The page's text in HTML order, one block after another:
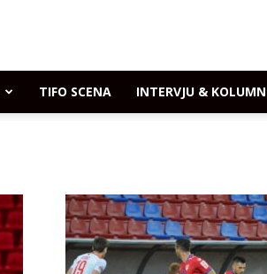
TIFO SCENA INTERVJU &